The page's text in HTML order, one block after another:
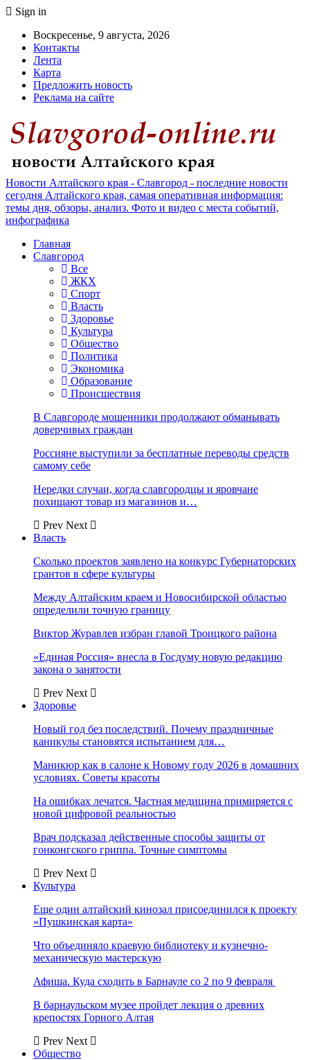
Sign in
Воскресенье, 9 августа, 2026
Контакты
Лента
Карта
Предложить новость
Реклама на сайте
Новости Алтайского края - Славгород - последние новости
сегодня Алтайского края, самая оперативная информация:
темы дня, обзоры, анализ. Фото и видео с места событий,
инфографика
Главная
Славгород
Все
ЖКХ
Спорт
Власть
Здоровье
Культура
Общество
Политика
Экономика
Образование
Происшествия
В Славгороде мошенники продолжают обманывать
доверчивых граждан
Россияне выступили за бесплатные переводы средств
самому себе
Нередки случаи, когда славгородцы и яровчане
похищают товар из магазинов и…
Prev Next
Власть
Сколько проектов заявлено на конкурс Губернаторских
грантов в сфере культуры
Между Алтайским краем и Новосибирской областью
определили точную границу
Виктор Журавлев избран главой Троицкого района
«Единая Россия» внесла в Госдуму новую редакцию
закона о занятости
Prev Next
Здоровье
Новый год без последствий. Почему праздничные
каникулы становятся испытанием для…
Маникюр как в салоне к Новому году 2026 в домашних
условиях. Советы красоты
На ошибках лечатся. Частная медицина примиряется с
новой цифровой реальностью
Врач подсказал действенные способы защиты от
гонконгского гриппа. Точные симптомы
Prev Next
Культура
Еще один алтайский кинозал присоединился к проекту
«Пушкинская карта»
Что объединяло краевую библиотеку и кузнечно-
механическую мастерскую
Афиша. Куда сходить в Барнауле со 2 по 9 февраля
В барнаульском музее пройдет лекция о древних
крепостях Горного Алтая
Prev Next
Общество